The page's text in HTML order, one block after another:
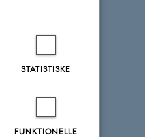
STATISTISKE
FUNKTIONELLE